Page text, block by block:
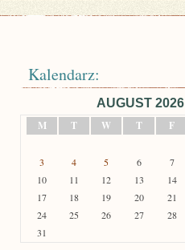
Kalendarz:
AUGUST 2026
M
T W T F
3
4 5 6 7
10
11 12 13 14
17
18 19 20 21
24
25 26 27 28
31